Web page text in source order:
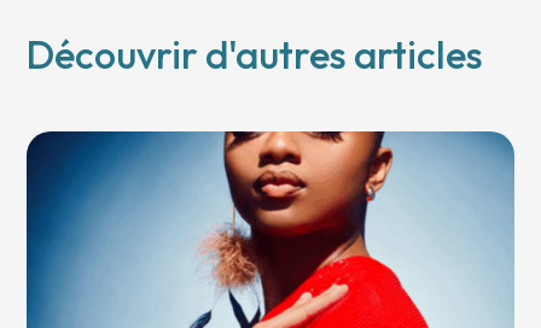
Découvrir d'autres articles